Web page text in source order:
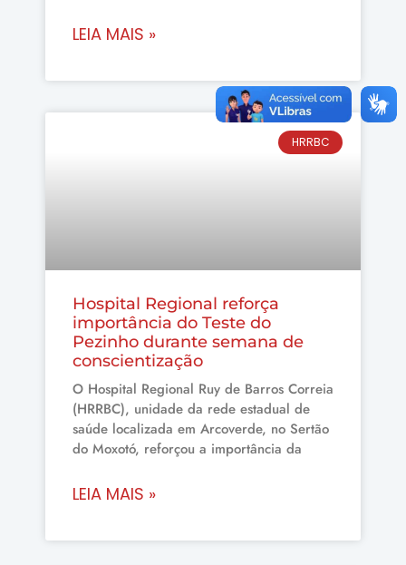
LEIA MAIS »
HRRBC
Hospital Regional reforça
importância do Teste do
Pezinho durante semana de
conscientização
O Hospital Regional Ruy de Barros Correia
(HRRBC), unidade da rede estadual de
saúde localizada em Arcoverde, no Sertão
do Moxotó, reforçou a importância da
LEIA MAIS »